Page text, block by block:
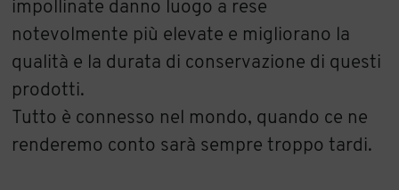
impollinate danno luogo a rese
notevolmente più elevate e migliorano la
qualità e la durata di conservazione di questi
prodotti.
Tutto è connesso nel mondo, quando ce ne
renderemo conto sarà sempre troppo tardi.